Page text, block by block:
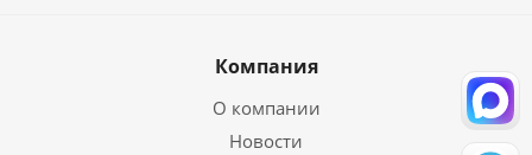
Компания
О компании
Новости